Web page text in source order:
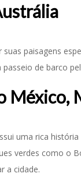
suas paisagens
de barco
México,
uma rica
verdes como o
a cidade.